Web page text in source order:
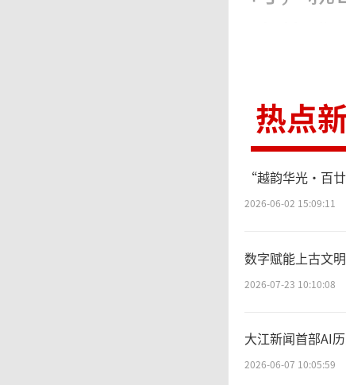
卷的
三四
节假日
早已成
这
文博
精神文
热点
“越韵华光·百
2026-06-02 15:09:11
数字赋能上古文
2026-07-23 10:10:08
大江新闻首部AI
2026-06-07 10:05:59